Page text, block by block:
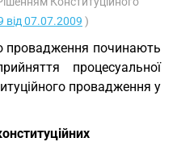
07.07.2009 )
провадження починають
процесуальної
провадження у